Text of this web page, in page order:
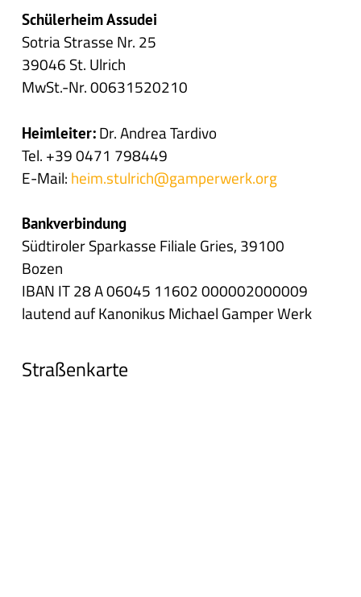
Schülerheim Assudei
Sotria Strasse Nr. 25
39046 St. Ulrich
MwSt.-Nr. 00631520210
Heimleiter:Dr. Andrea Tardivo
Tel. +39 0471 798449
E-Mail: heim.stulrich@gamperwerk.org
Bankverbindung
Südtiroler Sparkasse Filiale Gries, 39100
Bozen
IBAN IT 28 A 06045 11602 000002000009
lautend auf Kanonikus Michael Gamper Werk
Straßenkarte